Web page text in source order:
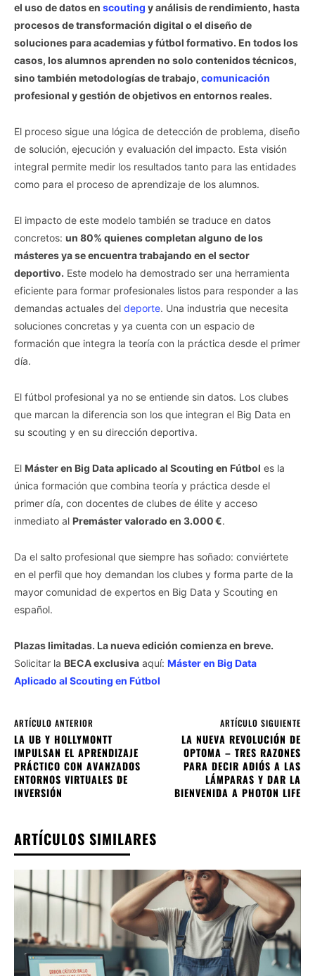
el uso de datos en scouting y análisis de rendimiento, hasta
procesos de transformación digital o el diseño de
soluciones para academias y fútbol formativo. En todos los
casos, los alumnos aprenden no solo contenidos técnicos,
sino también metodologías de trabajo, comunicación
profesional y gestión de objetivos en entornos reales.
El proceso sigue una lógica de detección de problema, diseño
de solución, ejecución y evaluación del impacto. Esta visión
integral permite medir los resultados tanto para las entidades
como para el proceso de aprendizaje de los alumnos.
El impacto de este modelo también se traduce en datos
concretos: un 80% quienes completan alguno de los
másteres ya se encuentra trabajando en el sector
deportivo. Este modelo ha demostrado ser una herramienta
eficiente para formar profesionales listos para responder a las
demandas actuales del deporte. Una industria que necesita
soluciones concretas y ya cuenta con un espacio de
formación que integra la teoría con la práctica desde el primer
día.
El fútbol profesional ya no se entiende sin datos. Los clubes
que marcan la diferencia son los que integran el Big Data en
su scouting y en su dirección deportiva.
El Máster en Big Data aplicado al Scouting en Fútbol es la
única formación que combina teoría y práctica desde el
primer día, con docentes de clubes de élite y acceso
inmediato al Premáster valorado en 3.000 €.
Da el salto profesional que siempre has soñado: conviértete
en el perfil que hoy demandan los clubes y forma parte de la
mayor comunidad de expertos en Big Data y Scouting en
español.
Plazas limitadas. La nueva edición comienza en breve.
Solicitar la BECA exclusiva aquí: Máster en Big Data
Aplicado al Scouting en Fútbol
ARTÍCULO ANTERIOR
LA UB Y HOLLYMONTT
IMPULSAN EL APRENDIZAJE
PRÁCTICO CON AVANZADOS
ENTORNOS VIRTUALES DE
INVERSIÓN
ARTÍCULO SIGUIENTE
LA NUEVA REVOLUCIÓN DE
OPTOMA – TRES RAZONES
PARA DECIR ADIÓS A LAS
LÁMPARAS Y DAR LA
BIENVENIDA A PHOTON LIFE
ARTÍCULOS SIMILARES